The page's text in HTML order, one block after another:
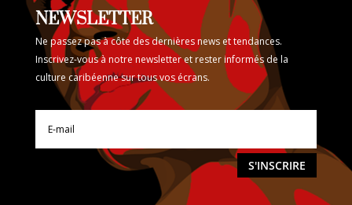
NEWSLETTER
Ne passez pas à côte des dernières news et tendances.
Inscrivez-vous à notre newsletter et rester informés de la
culture caribéenne sur tous vos écrans.
S'INSCRIRE